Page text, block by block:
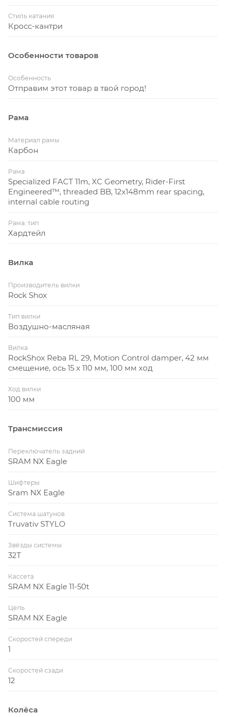
Стиль катания
Кросс-кантри
Особенности товаров
Особенность
Отправим этот товар в твой город!
Рама
Материал рамы
Карбон
Рама
Specialized FACT 11m, XC Geometry, Rider-First
Engineered™, threaded BB, 12x148mm rear spacing,
internal cable routing
Рама: тип
Хардтейл
Вилка
Производитель вилки
Rock Shox
Тип вилки
Воздушно-масляная
Вилка
RockShox Reba RL 29, Motion Control damper, 42 мм
смещение, ось 15 x 110 мм, 100 мм ход
Ход вилки
100 мм
Трансмиссия
Переключатель задний
SRAM NX Eagle
Шифтеры
Sram NX Eagle
Система шатунов
Truvativ STYLO
Звёзды системы
32T
Кассета
SRAM NX Eagle 11-50t
Цепь
SRAM NX Eagle
Скоростей спереди
1
Скоростей сзади
12
Колёса